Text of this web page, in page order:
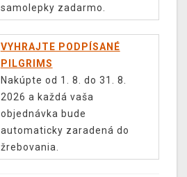
samolepky zadarmo.
VYHRAJTE PODPÍSANÉ
PILGRIMS
Nakúpte od 1. 8. do 31. 8.
2026 a každá vaša
objednávka bude
automaticky zaradená do
žrebovania.